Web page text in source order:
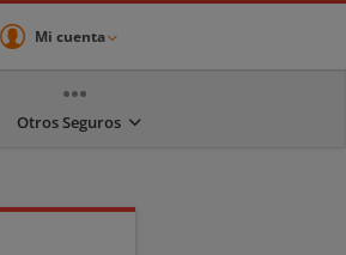
Mi cuenta
Otros Seguros